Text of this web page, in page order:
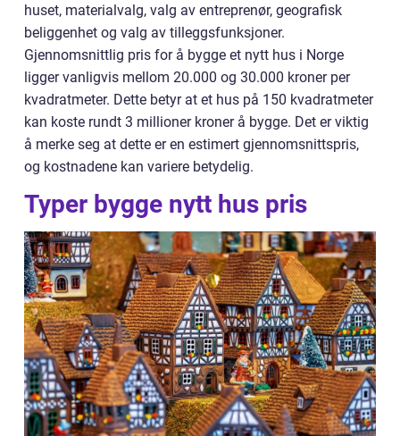
huset, materialvalg, valg av entreprenør, geografisk
beliggenhet og valg av tilleggsfunksjoner.
Gjennomsnittlig pris for å bygge et nytt hus i Norge
ligger vanligvis mellom 20.000 og 30.000 kroner per
kvadratmeter. Dette betyr at et hus på 150 kvadratmeter
kan koste rundt 3 millioner kroner å bygge. Det er viktig
å merke seg at dette er en estimert gjennomsnittspris,
og kostnadene kan variere betydelig.
Typer bygge nytt hus pris